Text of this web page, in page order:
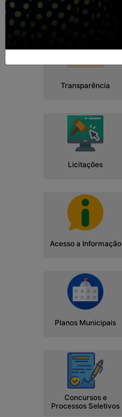
Transparência
Licitações
Acesso a Informação
Planos Municipais
Concursos e
Processos Seletivos